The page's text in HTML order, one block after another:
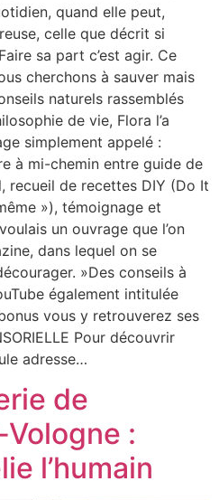
quand elle peut,
celle que décrit si
sa part c’est agir. Ce
cherchons à sauver mais
naturels rassemblés
de vie, Flora l’a
simplement appelé :
à mi-chemin entre guide de
recueil de recettes DIY (Do It
»), témoignage et
un ouvrage que l’on
dans lequel on se
»Des conseils à
également intitulée
vous y retrouverez ses
Pour découvrir
adresse…
de
:
l’humain